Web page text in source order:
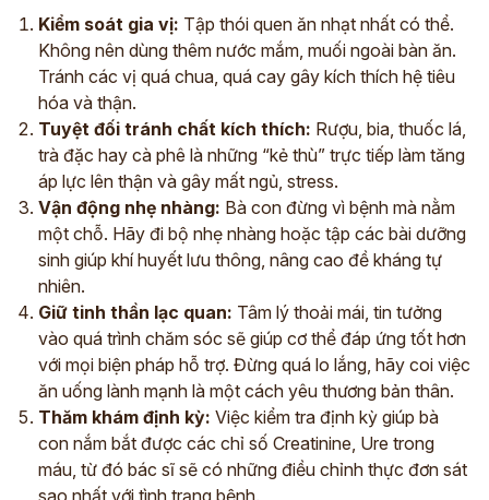
Kiểm soát gia vị: Tập thói quen ăn nhạt nhất có thể.
Không nên dùng thêm nước mắm, muối ngoài bàn ăn.
Tránh các vị quá chua, quá cay gây kích thích hệ tiêu
hóa và thận.
Tuyệt đối tránh chất kích thích: Rượu, bia, thuốc lá,
trà đặc hay cà phê là những “kẻ thù” trực tiếp làm tăng
áp lực lên thận và gây mất ngủ, stress.
Vận động nhẹ nhàng: Bà con đừng vì bệnh mà nằm
một chỗ. Hãy đi bộ nhẹ nhàng hoặc tập các bài dưỡng
sinh giúp khí huyết lưu thông, nâng cao đề kháng tự
nhiên.
Giữ tinh thần lạc quan: Tâm lý thoải mái, tin tưởng
vào quá trình chăm sóc sẽ giúp cơ thể đáp ứng tốt hơn
với mọi biện pháp hỗ trợ. Đừng quá lo lắng, hãy coi việc
ăn uống lành mạnh là một cách yêu thương bản thân.
Thăm khám định kỳ: Việc kiểm tra định kỳ giúp bà
con nắm bắt được các chỉ số Creatinine, Ure trong
máu, từ đó bác sĩ sẽ có những điều chỉnh thực đơn sát
sao nhất với tình trạng bệnh.
ĐĂNG KÝ TƯ VẤN
THĂM KHÁM
CÙNG CHUYÊN GIA Y HỌC CỔ TRUYỀN
*